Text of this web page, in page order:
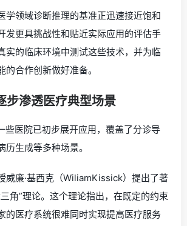
学领域诊断推理的基准正迅速接近饱和
发更具挑战性和贴近实际应用的评估手
实的临床环境中测试这些技术，并为临
的合作创新做好准备。
步渗透医疗典型场景
些医院已初步展开应用，覆盖了分诊导
历生成等多种场景。
威廉·基西克（WiliamKissick）提出了著
角”理论。这个理论指出，在既定的约束
的医疗系统很难同时实现提高医疗服务